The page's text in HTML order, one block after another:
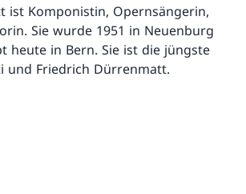
ist Komponistin, Opernsängerin,
Sie wurde 1951 in Neuenburg
heute in Bern. Sie ist die jüngste
und Friedrich Dürrenmatt.